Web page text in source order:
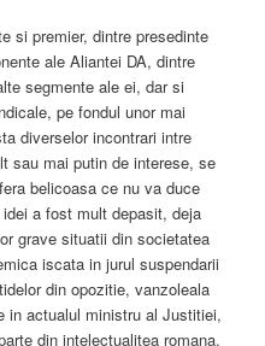
si premier, dintre presedinte
ale Aliantei DA, dintre
segmente ale ei, dar si
pe fondul unor mai
diverselor incontrari intre
sau mai putin de interese, se
belicoasa ce nu va duce
a fost mult depasit, deja
grave situatii din societatea
iscata in jurul suspendarii
din opozitie, vanzoleala
in actualul ministru al Justitiei,
din intelectualitea romana.